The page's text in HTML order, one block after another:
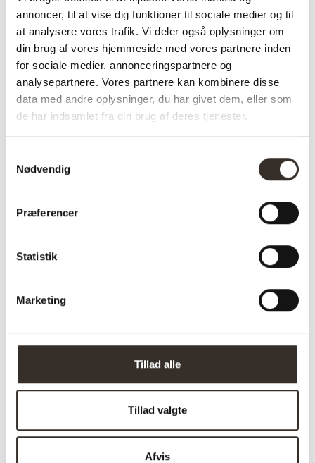
annoncer, til at vise dig funktioner til sociale medier og til
at analysere vores trafik. Vi deler også oplysninger om
din brug af vores hjemmeside med vores partnere inden
for sociale medier, annonceringspartnere og
analysepartnere. Vores partnere kan kombinere disse
data med andre oplysninger, du har givet dem, eller som
de har indsamlet fra din brug af deres tjenester.
Nødvendig
Præferencer
Statistik
Marketing
Tillad alle
Tillad valgte
Afvis
✅ Levering: 1-3 dage
✅ Stk. pris
✅Farve: Sand / Natur
Varenummer (SKU): 3619-DK Kategori:
Specifikationer:
Abela Loungesæt – Sand
Sæde højde: 42 cm
Højde: 69/69/42 cm
43,5 kg